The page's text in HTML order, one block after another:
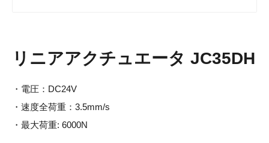
リニアアクチュエータ JC35DH
・電圧：DC24V
・速度全荷重：3.5mm/s
・最大荷重: 6000N